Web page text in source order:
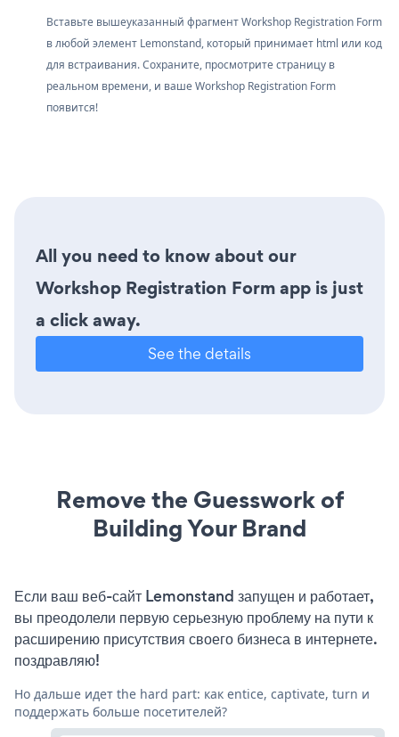
Вставьте вышеуказанный фрагмент Workshop Registration Form
в любой элемент Lemonstand, который принимает html или код
для встраивания. Сохраните, просмотрите страницу в
реальном времени, и ваше Workshop Registration Form
появится!
All you need to know about our
Workshop Registration Form app is just
a click away.
See the details
Remove the Guesswork of
Building Your Brand
Если ваш веб-сайт Lemonstand запущен и работает,
вы преодолели первую серьезную проблему на пути к
расширению присутствия своего бизнеса в интернете.
поздравляю!
Но дальше идет the hard part: как entice, captivate, turn и
поддержать больше посетителей?